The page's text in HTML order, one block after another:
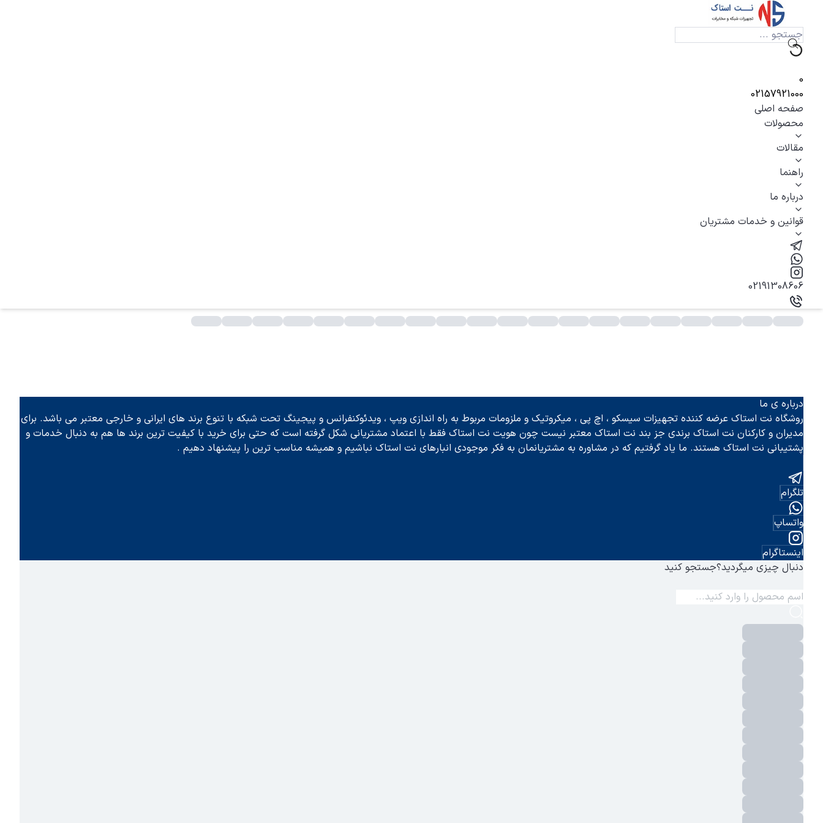
0
02157921000
صفحه اصلی
محصولات
مقالات
راهنما
درباره ما
قوانین و خدمات مشتریان
02191308606
کی وی امدرباره ی ما
روشگاه نت استاک عرضه کننده تجهیزات سیسکو ، اچ پی ، میکروتیک و ملزومات مربوط به راه اندازی ویپ ، ویدئوکنفرانس و پیجینگ تحت شبکه با تنوع برند های ایرانی و خارجی معتبر می باشد. برای
مدیران و کارکنان نت استاک برندی جز بند نت استاک معتبر نیست چون هویت نت استاک فقط با اعتماد مشتریانی شکل گرفته است که حتی برای خرید با کیفیت ترین برند ها هم به دنبال خدمات و
پشتیبانی نت استاک هستند. ما یاد گرفتیم که در مشاوره به مشتریانمان به فکر موجودی انبارهای نت استاک نباشیم و همیشه مناسب ترین را پیشنهاد دهیم .
تلگرام
واتساپ
اینستاگرام
دنبال چیزی میگردید؟جستجو کنید